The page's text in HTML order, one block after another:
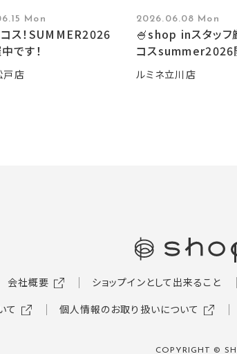
Mon
ス！SUMMER2026
です！
戸店
2026.06.08 Mon
🍧shop inスタッフ
コスsummer2026
🍧
ルミネ立川店
会社概要 ショップインとして出来ること
て
個人情報のお取り扱いについて
COPYRIGHT ©